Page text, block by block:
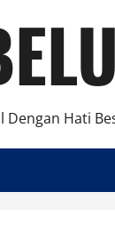
Dengan Hati